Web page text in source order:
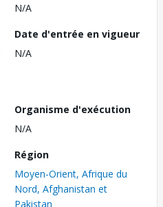
N/A
Date d'entrée en vigueur
N/A
Organisme d'exécution
N/A
Région
Moyen-Orient, Afrique du
Nord, Afghanistan et
Pakistan